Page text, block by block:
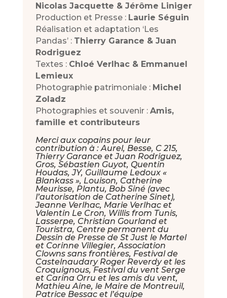
Nicolas Jacquette & Jérôme Liniger
Production et Presse : Laurie Séguin
Réalisation et adaptation ‘Les
Pandas’ : Thierry Garance & Juan
Rodriguez
Textes : Chloé Verlhac & Emmanuel
Lemieux
Photographie patrimoniale : Michel
Zoladz
Photographies et souvenir : Amis,
famille et contributeurs
Merci aux copains pour leur
contribution à : Aurel, Besse, C 215,
Thierry Garance et Juan Rodriguez,
Gros, Sébastien Guyot, Quentin
Houdas, JY, Guillaume Ledoux «
Blankass », Louison, Catherine
Meurisse, Plantu, Bob Siné (avec
l’autorisation de Catherine Sinet),
Jeanne Verlhac, Marie Verlhac et
Valentin Le Cron, Willis from Tunis,
Lasserpe, Christian Gourland et
Touristra, Centre permanent du
Dessin de Presse de St Just le Martel
et Corinne Villegier, Association
Clowns sans frontières, Festival de
Castelnaudary Roger Reverdy et les
Croquignous, Festival du vent Serge
et Carina Orru et les amis du vent,
Mathieu Aine, le Maire de Montreuil,
Patrice Bessac et l’équipe